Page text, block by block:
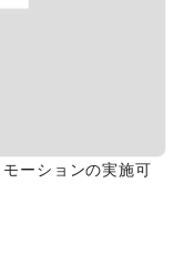
ーションの実施可